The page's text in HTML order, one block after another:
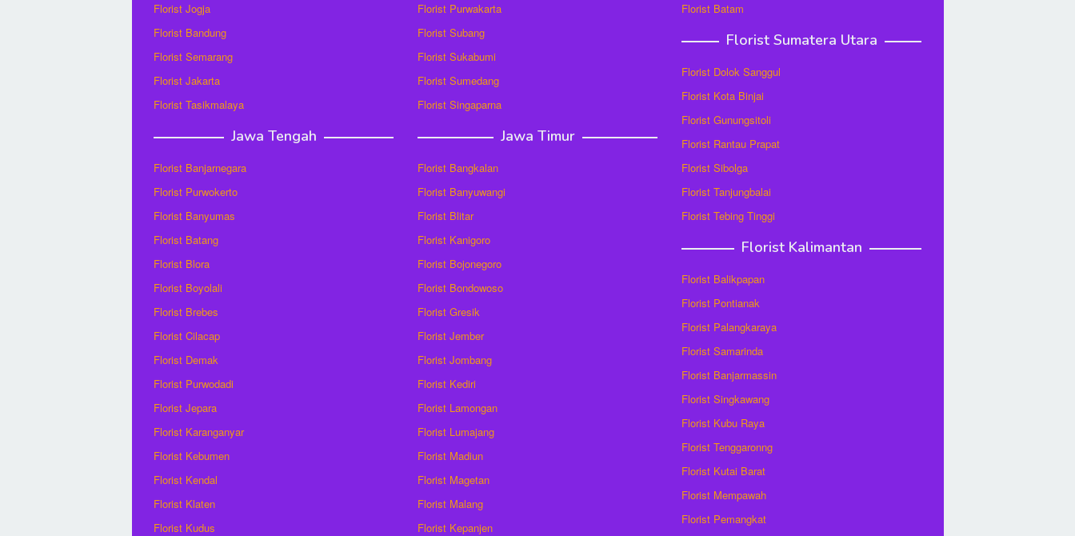
Florist Jogja
Florist Bandung
Florist Semarang
Florist Jakarta
Florist Tasikmalaya
Jawa Tengah
Florist Banjarnegara
Florist Purwokerto
Florist Banyumas
Florist Batang
Florist Blora
Florist Boyolali
Florist Brebes
Florist Cilacap
Florist Demak
Florist Purwodadi
Florist Jepara
Florist Karanganyar
Florist Kebumen
Florist Kendal
Florist Klaten
Florist Kudus
Florist Purwakarta
Florist Subang
Florist Sukabumi
Florist Sumedang
Florist Singaparna
Jawa Timur
Florist Bangkalan
Florist Banyuwangi
Florist Blitar
Florist Kanigoro
Florist Bojonegoro
Florist Bondowoso
Florist Gresik
Florist Jember
Florist Jombang
Florist Kediri
Florist Lamongan
Florist Lumajang
Florist Madiun
Florist Magetan
Florist Malang
Florist Kepanjen
Florist Batam
Florist Sumatera Utara
Florist Dolok Sanggul
Florist Kota Binjai
Florist Gunungsitoli
Florist Rantau Prapat
Florist Sibolga
Florist Tanjungbalai
Florist Tebing Tinggi
Florist Kalimantan
Florist Balikpapan
Florist Pontianak
Florist Palangkaraya
Florist Samarinda
Florist Banjarmassin
Florist Singkawang
Florist Kubu Raya
Florist Tenggaronng
Florist Kutai Barat
Florist Mempawah
Florist Pemangkat